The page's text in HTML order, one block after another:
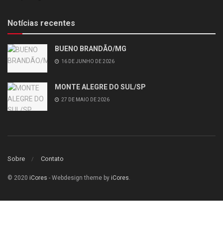
Notícias recentes
BUENO BRANDÃO/MG
16 DE JUNHO DE 2026
MONTE ALEGRE DO SUL/SP
27 DE MAIO DE 2026
Sobre Contato
© 2020 iCores - Webdesign theme by iCores